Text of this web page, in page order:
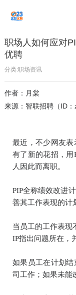
职场人如何应对
优聘
分类:职场资讯
作者：月棠
来源：智联招聘（ID：
最近，不少网友
有了新的花招，用
人因此而离职。
PIP全称绩效改进
善其工作表现的计
当员工的工作表现
IP指出问题所在，
如果员工在计划
司工作；如果未能